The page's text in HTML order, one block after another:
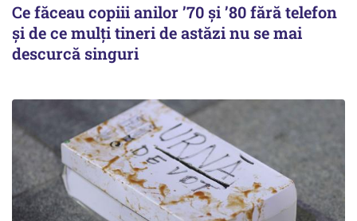
Ce făceau copiii anilor ’70 și ’80 fără telefon
și de ce mulți tineri de astăzi nu se mai
descurcă singuri